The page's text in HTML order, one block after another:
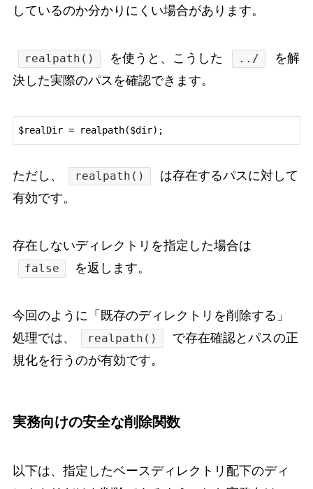
しているのか分かりにくい場合があります。
realpath() を使うと、こうした ../
を解
決した実際のパスを確認できます。
$realDir = realpath($dir);
ただし、 realpath()
は存在するパスに対して
有効です。
存在しないディレクトリを指定した場合は
false を返します。
今回のように「既存のディレクトリを削除する」
処理では、
realpath()
で存在確認とパスの正
規化を行うのが有効です。
実務向けの安全な削除関数
以下は、指定したベースディレクトリ配下のディ